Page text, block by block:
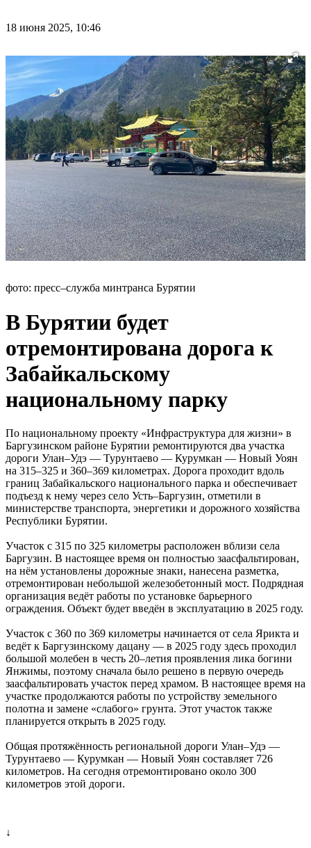
18 июня 2025, 10:46
фото: пресс–служба минтранса Бурятии
В Бурятии будет
отремонтирована дорога к
Забайкальскому
национальному парку
По национальному проекту «Инфраструктура для жизни» в
Баргузинском районе Бурятии ремонтируются два участка
дороги Улан–Удэ — Турунтаево — Курумкан — Новый Уоян
на 315–325 и 360–369 километрах. Дорога проходит вдоль
границ Забайкальского национального парка и обеспечивает
подъезд к нему через село Усть–Баргузин, отметили в
министерстве транспорта, энергетики и дорожного хозяйства
Республики Бурятии.
Участок с 315 по 325 километры расположен вблизи села
Баргузин. В настоящее время он полностью заасфальтирован,
на нём установлены дорожные знаки, нанесена разметка,
отремонтирован небольшой железобетонный мост. Подрядная
организация ведёт работы по установке барьерного
ограждения. Объект будет введён в эксплуатацию в 2025 году.
Участок с 360 по 369 километры начинается от села Ярикта и
ведёт к Баргузинскому дацану — в 2025 году здесь проходил
большой молебен в честь 20–летия проявления лика богини
Янжимы, поэтому сначала было решено в первую очередь
заасфальтировать участок перед храмом. В настоящее время на
участке продолжаются работы по устройству земельного
полотна и замене «слабого» грунта. Этот участок также
планируется открыть в 2025 году.
Общая протяжённость региональной дороги Улан–Удэ —
Турунтаево — Курумкан — Новый Уоян составляет 726
километров. На сегодня отремонтировано около 300
километров этой дороги.
↓